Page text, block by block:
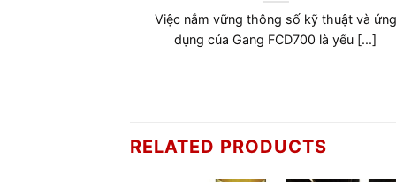
Gang FCD400 là vật liệu không thể thiếu
trong ngành cơ khí chế tạo, đóng [...]
RELATED PRODUCTS